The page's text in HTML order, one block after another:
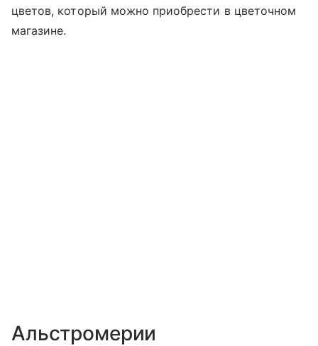
цветов, который можно приобрести в цветочном
магазине.
Альстромерии